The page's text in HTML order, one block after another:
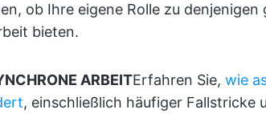
ob Ihre eigene Rolle zu
bieten.
ARBEITErfahren Sie, wie
, einschließlich häufiger Fallstricke